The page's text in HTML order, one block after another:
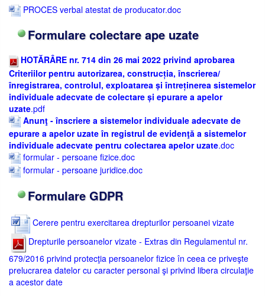
PROCES verbal atestat de producator.doc
Formulare colectare ape uzate
HOTĂRÂRE nr. 714 din 26 mai 2022 privind aprobarea
Criteriilor pentru autorizarea, construcția, înscrierea/
înregistrarea, controlul, exploatarea și întreținerea sistemelor
individuale adecvate de colectare și epurare a apelor
uzate.pdf
Anunţ - înscriere a sistemelor individuale adecvate de
epurare a apelor uzate în registrul de evidenţă a sistemelor
individuale adecvate pentru colectarea apelor uzate.doc
formular - persoane fizice.doc
formular - persoane juridice.doc
Formulare GDPR
Cerere pentru exercitarea drepturilor persoanei vizate
Drepturile persoanelor vizate - Extras din Regulamentul nr.
679/2016 privind protecţia persoanelor fizice în ceea ce priveşte
prelucrarea datelor cu caracter personal şi privind libera circulaţie
a acestor date